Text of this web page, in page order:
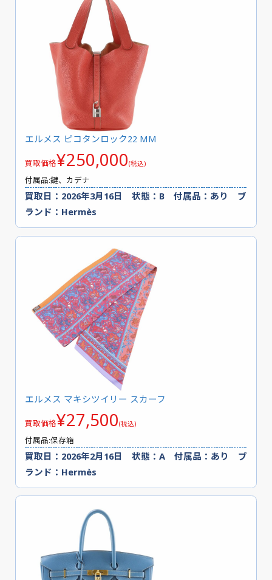
エルメス ピコタンロック22 MM
買取価格¥250,000(税込)
付属品:鍵、カデナ
買取日：2026年3月16日 状態：B 付属品：あり ブ
ランド：Hermès
エルメス マキシツイリー スカーフ
買取価格¥27,500(税込)
付属品:保存箱
買取日：2026年2月16日 状態：A 付属品：あり ブ
ランド：Hermès